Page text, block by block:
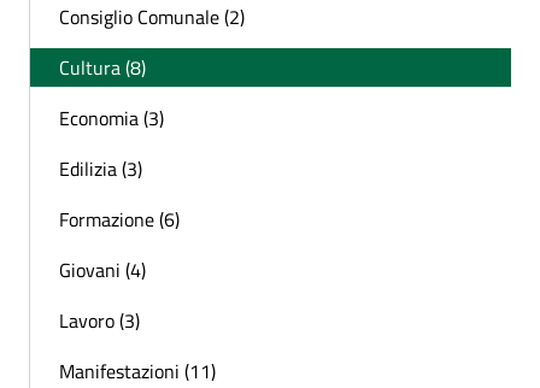
Consiglio Comunale (2)
Cultura (8)
Economia (3)
Edilizia (3)
Formazione (6)
Giovani (4)
Lavoro (3)
Manifestazioni (11)